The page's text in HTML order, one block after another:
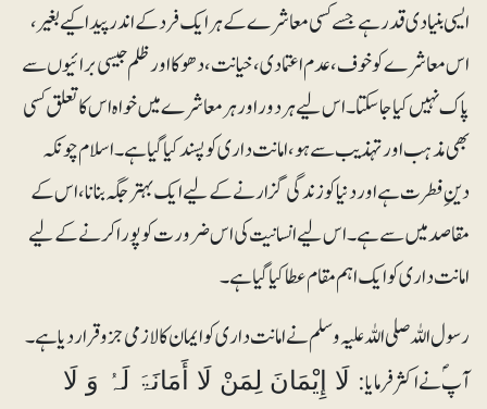
ایسی بنیادی قدر ہے جسے کسی معاشرے کے ہر ایک فرد کے اندر پیدا کیے بغیر،
اس معاشرے کو خوف، عدم اعتمادی، خیانت، دھوکا اور ظلم جیسی برائیوں سے
پاک نہیں کیا جاسکتا۔ اس لیے ہر دور اور ہر معاشرے میں خواہ اس کا تعلق کسی
بھی مذہب اور تہذیب سے ہو ، امانت داری کو پسند کیا گیا ہے۔ اسلام چونکہ
دینِ فطرت ہے اور دنیا کو زندگی گزارنے کے لیے ایک بہتر جگہ بنانا، اس کے
مقاصد میں سے ہے۔ اس لیے انسانیت کی اس ضرورت کو پورا کرنے کے لیے
امانت داری کو ایک اہم مقام عطا کیا گیا ہے۔
رسول اللہ صلی اللہ علیہ وسلم نے امانت داری کو ایمان کا لازمی جزو قرار دیا ہے۔
آپؐ نے اکثر فرمایا :لَا إِیْمَانَ لِمَنْ لَا أَمَانَۃَ لَہُ وَ لَا